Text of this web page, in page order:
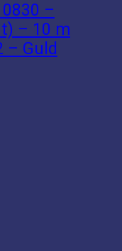
–
– 10 m
– Guld